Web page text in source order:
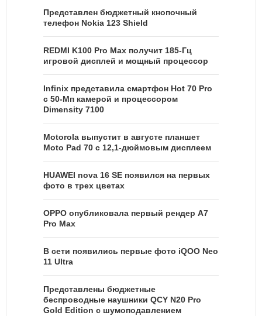
Представлен бюджетный кнопочный
телефон Nokia 123 Shield
REDMI K100 Pro Max получит 185-Гц
игровой дисплей и мощный процессор
Infinix представила смартфон Hot 70 Pro
с 50-Мп камерой и процессором
Dimensity 7100
Motorola выпустит в августе планшет
Moto Pad 70 с 12,1-дюймовым дисплеем
HUAWEI nova 16 SE появился на первых
фото в трех цветах
OPPO опубликовала первый рендер A7
Pro Max
В сети появились первые фото iQOO Neo
11 Ultra
Представлены бюджетные
беспроводные наушники QCY N20 Pro
Gold Edition с шумоподавлением